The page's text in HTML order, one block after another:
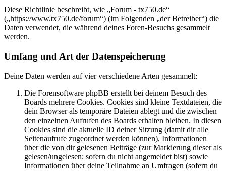
Diese Richtlinie beschreibt, wie „Forum - tx750.de“
(„https://www.tx750.de/forum“) (im Folgenden „der Betreiber“) die
Daten verwendet, die während deines Foren-Besuchs gesammelt
werden.
Umfang und Art der Datenspeicherung
Deine Daten werden auf vier verschiedene Arten gesammelt:
Die Forensoftware phpBB erstellt bei deinem Besuch des
Boards mehrere Cookies. Cookies sind kleine Textdateien, die
dein Browser als temporäre Dateien ablegt und die zwischen
den einzelnen Aufrufen des Boards erhalten bleiben. In diesen
Cookies sind die aktuelle ID deiner Sitzung (damit dir alle
Seitenaufrufe zugeordnet werden können), Informationen
über die von dir gelesenen Beiträge (zur Markierung dieser als
gelesen/ungelesen; sofern du nicht angemeldet bist) sowie
Informationen über deine Teilnahme an Umfragen (sofern du